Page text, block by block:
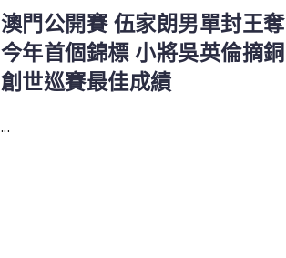
澳門公開賽 伍家朗男單封王奪
今年首個錦標 小將吳英倫摘銅
創世巡賽最佳成績
...